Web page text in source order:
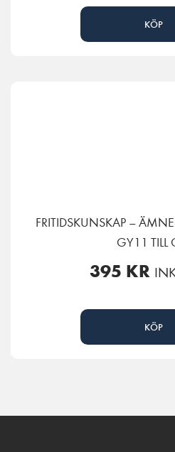
KÖP
FRITIDSKUNSKAP –
GY11 TILL
395 KR
KÖP